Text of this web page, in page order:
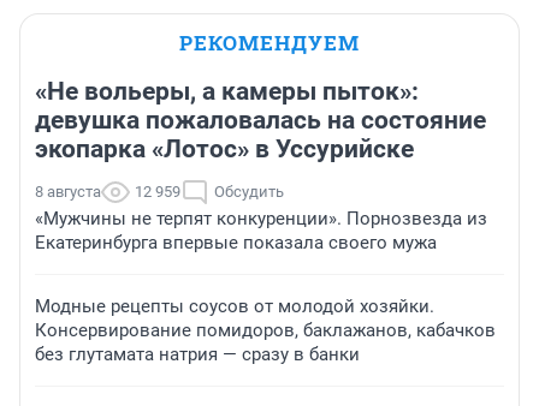
РЕКОМЕНДУЕМ
«Не вольеры, а камеры пыток»:
девушка пожаловалась на состояние
экопарка «Лотос» в Уссурийске
8 августа 12 959 Обсудить
«Мужчины не терпят конкуренции». Порнозвезда из
Екатеринбурга впервые показала своего мужа
Модные рецепты соусов от молодой хозяйки.
Консервирование помидоров, баклажанов, кабачков
без глутамата натрия — сразу в банки